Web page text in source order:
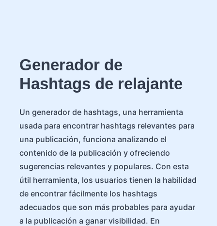
Generador de
Hashtags de relajante
Un generador de hashtags, una herramienta
usada para encontrar hashtags relevantes para
una publicación, funciona analizando el
contenido de la publicación y ofreciendo
sugerencias relevantes y populares. Con esta
útil herramienta, los usuarios tienen la habilidad
de encontrar fácilmente los hashtags
adecuados que son más probables para ayudar
a la publicación a ganar visibilidad. En